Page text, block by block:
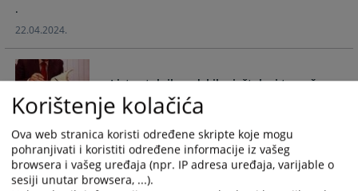
with
the
calendar
and
select
a
Press
the
question
calendar
select
a
Press
the
question
.
22.04.2024.
Lista stalnih sudskih vještaka i tumača
U prilogu liste i dopunske liste sudskih vještaka.
22.04.2015.
Korištenje kolačića
Ova web stranica koristi određene skripte koje mogu
pohranjivati i koristiti određene informacije iz vašeg
browsera i vašeg uređaja (npr. IP adresa uređaja, varijable o
sesiji unutar browsera, ...).